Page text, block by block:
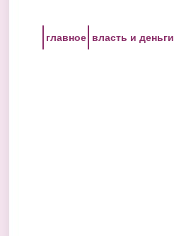
главное власть и деньги